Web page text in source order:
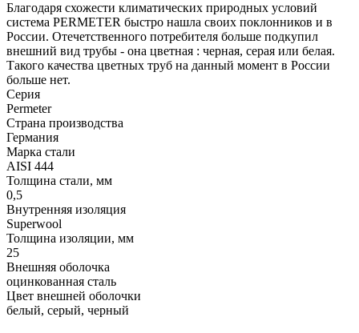
Благодаря схожести климатических природных условий
система PERMETER быстро нашла своих поклонников и в
России. Отечетственного потребителя больше подкупил
внешний вид трубы - она цветная : черная, серая или белая.
Такого качества цветных труб на данный момент в России
больше нет.
Серия
Permeter
Страна производства
Германия
Марка стали
AISI 444
Толщина стали, мм
0,5
Внутренняя изоляция
Superwool
Толщина изоляции, мм
25
Внешняя оболочка
оцинкованная сталь
Цвет внешней оболочки
белый, серый, черный